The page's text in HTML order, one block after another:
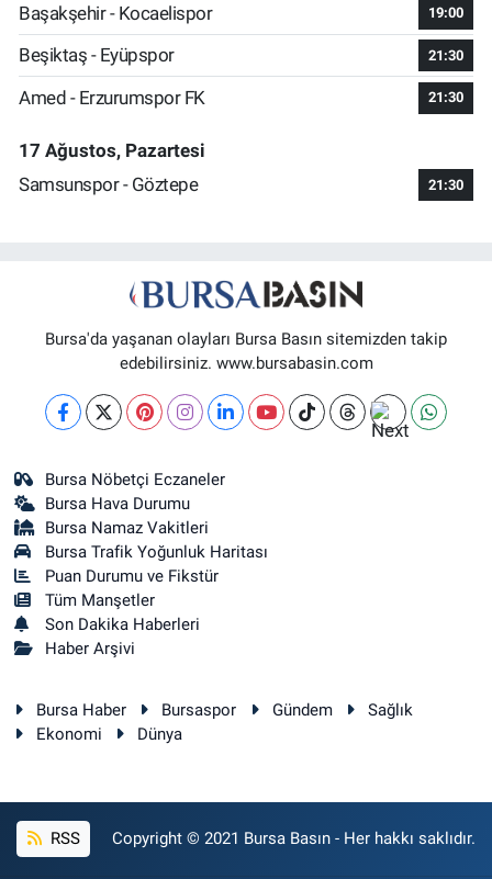
Başakşehir - Kocaelispor
19:00
Beşiktaş - Eyüpspor 21:30
Amed - Erzurumspor FK 21:30
17 Ağustos, Pazartesi
Samsunspor - Göztepe
21:30
Bursa'da yaşanan olayları Bursa Basın sitemizden takip
edebilirsiniz. www.bursabasin.com
Bursa Nöbetçi Eczaneler
Bursa Hava Durumu
Bursa Namaz Vakitleri
Bursa Trafik Yoğunluk Haritası
Puan Durumu ve Fikstür
Tüm Manşetler
Son Dakika Haberleri
Haber Arşivi
Bursa Haber Bursaspor Gündem
Sağlık
Ekonomi
Dünya
RSS Copyright © 2021 Bursa Basın - Her hakkı saklıdır.